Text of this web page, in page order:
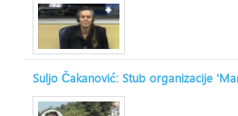
Suljo Čakanović: Stub organizacije